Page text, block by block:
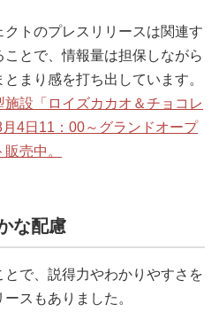
トのプレスリリースは関連す
とで、情報量は担保しながら
まり感を打ち出しています。
施設「ロイズカカオ＆チョコレ
4日11：00～グランドオープ
売中。
な配慮
で、説得力やわかりやすさを
スもありました。